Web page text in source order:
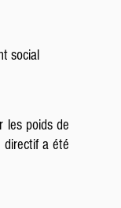
social
les poids de
directif a été